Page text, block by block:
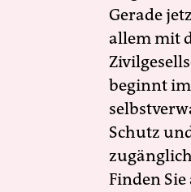
Gerade
allem mit
beginnt
Schutz
Finden